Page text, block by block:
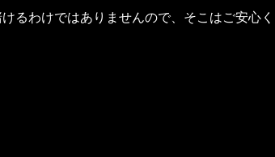
るわけではありませんので、そこはご安心く